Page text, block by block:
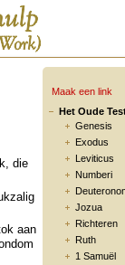
Maak een link
Het Oude
Genesis
Exodus
Leviticus
Numberi
Jozua
Richteren
Ruth
1 Samuël
die
aan